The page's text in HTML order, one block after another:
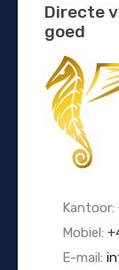
Directe
goed
Kantoor:
Mobiel:
E-mail: